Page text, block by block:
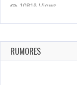
10816 Views
La configuración
Ago 8, 2021
10001 Views
RUMORES